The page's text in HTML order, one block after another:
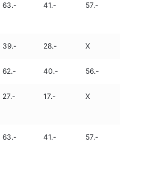
63.- 41.- 57.-
39.- 28.- X
62.- 40.- 56.-
27.- 17.- X
63.- 41.- 57.-